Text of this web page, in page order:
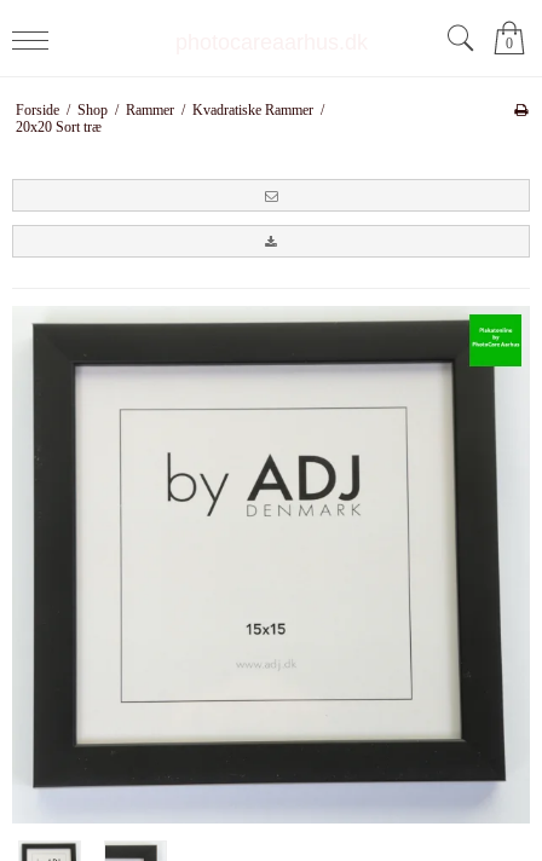
0
Forside / Shop / Rammer / Kvadratiske Rammer /
20x20 Sort træ